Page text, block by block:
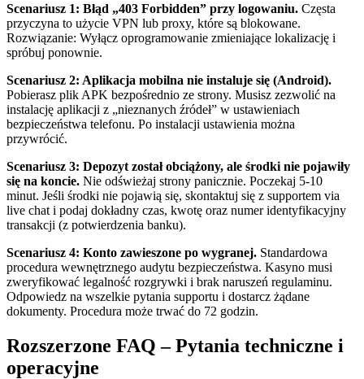
Scenariusz 1: Błąd „403 Forbidden” przy logowaniu. Częsta
przyczyna to użycie VPN lub proxy, które są blokowane.
Rozwiązanie: Wyłącz oprogramowanie zmieniające lokalizację i
spróbuj ponownie.
Scenariusz 2: Aplikacja mobilna nie instaluje się (Android).
Pobierasz plik APK bezpośrednio ze strony. Musisz zezwolić na
instalację aplikacji z „nieznanych źródeł” w ustawieniach
bezpieczeństwa telefonu. Po instalacji ustawienia można
przywrócić.
Scenariusz 3: Depozyt został obciążony, ale środki nie pojawiły
się na koncie. Nie odświeżaj strony panicznie. Poczekaj 5-10
minut. Jeśli środki nie pojawią się, skontaktuj się z supportem via
live chat i podaj dokładny czas, kwotę oraz numer identyfikacyjny
transakcji (z potwierdzenia banku).
Scenariusz 4: Konto zawieszone po wygranej. Standardowa
procedura wewnętrznego audytu bezpieczeństwa. Kasyno musi
zweryfikować legalność rozgrywki i brak naruszeń regulaminu.
Odpowiedz na wszelkie pytania supportu i dostarcz żądane
dokumenty. Procedura może trwać do 72 godzin.
Rozszerzone FAQ – Pytania techniczne i
operacyjne